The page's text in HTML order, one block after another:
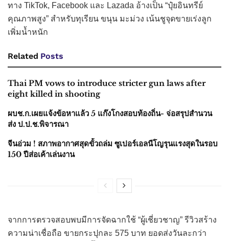
ทาง TikTok, Facebook และ Lazada อ้างเป็น “ปุ๋ยอินทรีย์
คุณภาพสูง” สำหรับทุเรียน ขนุน มะม่วง เน้นชูจุดขายเร่งลูก
เพิ่มน้ำหนัก
Related Posts
Thai PM vows to introduce stricter gun laws after
eight killed in shooting
ผบช.ก.เผยแจ้งข้อหาแล้ว 5 แก๊งโกงสอบท้องถิ่น- จ่อสรุปสำนวน
ส่ง ป.ป.ช.พิจารณา
จีนอ่วม ! สภาพอากาศสุดขั้วถล่ม ซูเปอร์เอลนีโญรุนแรงสุดในรอบ
150 ปีส่อเค้าเล่นงาน
จากการตรวจสอบพบมีการจัดฉากใช้ “ผู้เชี่ยวชาญ” รีวิวสร้าง
ความน่าเชื่อถือ ขายกระปุกละ 575 บาท ยอดส่งวันละกว่า